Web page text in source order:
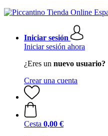
Iniciar sesión
Iniciar sesión ahora
¿Eres un nuevo usuario?
Crear una cuenta
Cesta 0,00 €